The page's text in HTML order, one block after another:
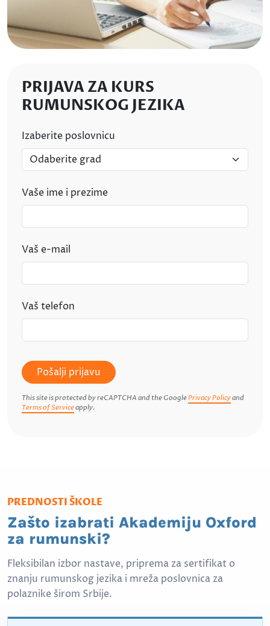
PRIJAVA ZA KURS
RUMUNSKOG JEZIKA
Izaberite poslovnicu
Vaše ime i prezime
Vaš e-mail
Vaš telefon
Pošalji prijavu
This site is protected by reCAPTCHA and the Google Privacy Policyand
Terms of Serviceapply.
PREDNOSTI ŠKOLE
Zašto izabrati Akademiju Oxford
za rumunski?
Fleksibilan izbor nastave, priprema za sertifikat o
znanju rumunskog jezika i mreža poslovnica za
polaznike širom Srbije.